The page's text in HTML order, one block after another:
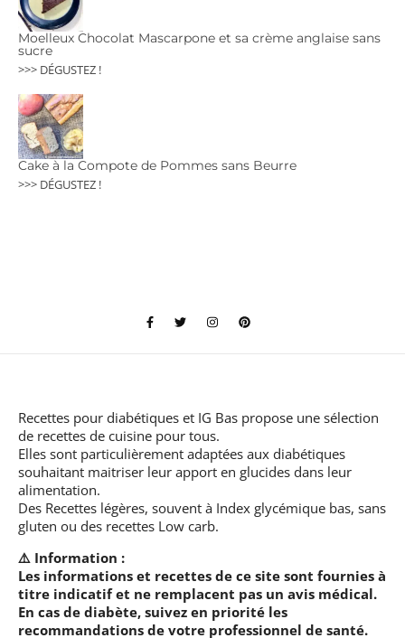
Moelleux Chocolat Mascarpone et sa crème anglaise sans
sucre
>>> DÉGUSTEZ !
Cake à la Compote de Pommes sans Beurre
>>> DÉGUSTEZ !
Recettes pour diabétiques et IG Bas propose une sélection
de recettes de cuisine pour tous.
Elles sont particulièrement adaptées aux diabétiques
souhaitant maitriser leur apport en glucides dans leur
alimentation.
Des Recettes légères, souvent à Index glycémique bas, sans
gluten ou des recettes Low carb.
⚠️ Information :
Les informations et recettes de ce site sont fournies à
titre indicatif et ne remplacent pas un avis médical.
En cas de diabète, suivez en priorité les
recommandations de votre professionnel de santé.